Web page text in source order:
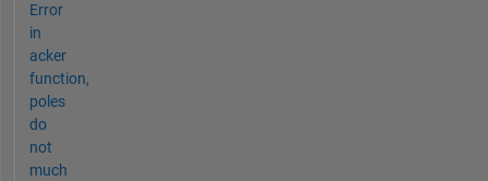
Error
in
acker
function,
poles
do
not
much